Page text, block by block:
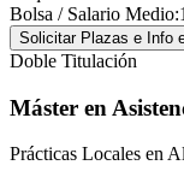
Bolsa / Salario Medio:
Solicitar Plazas e Info
Doble Titulación
Máster en
Prácticas Locales en